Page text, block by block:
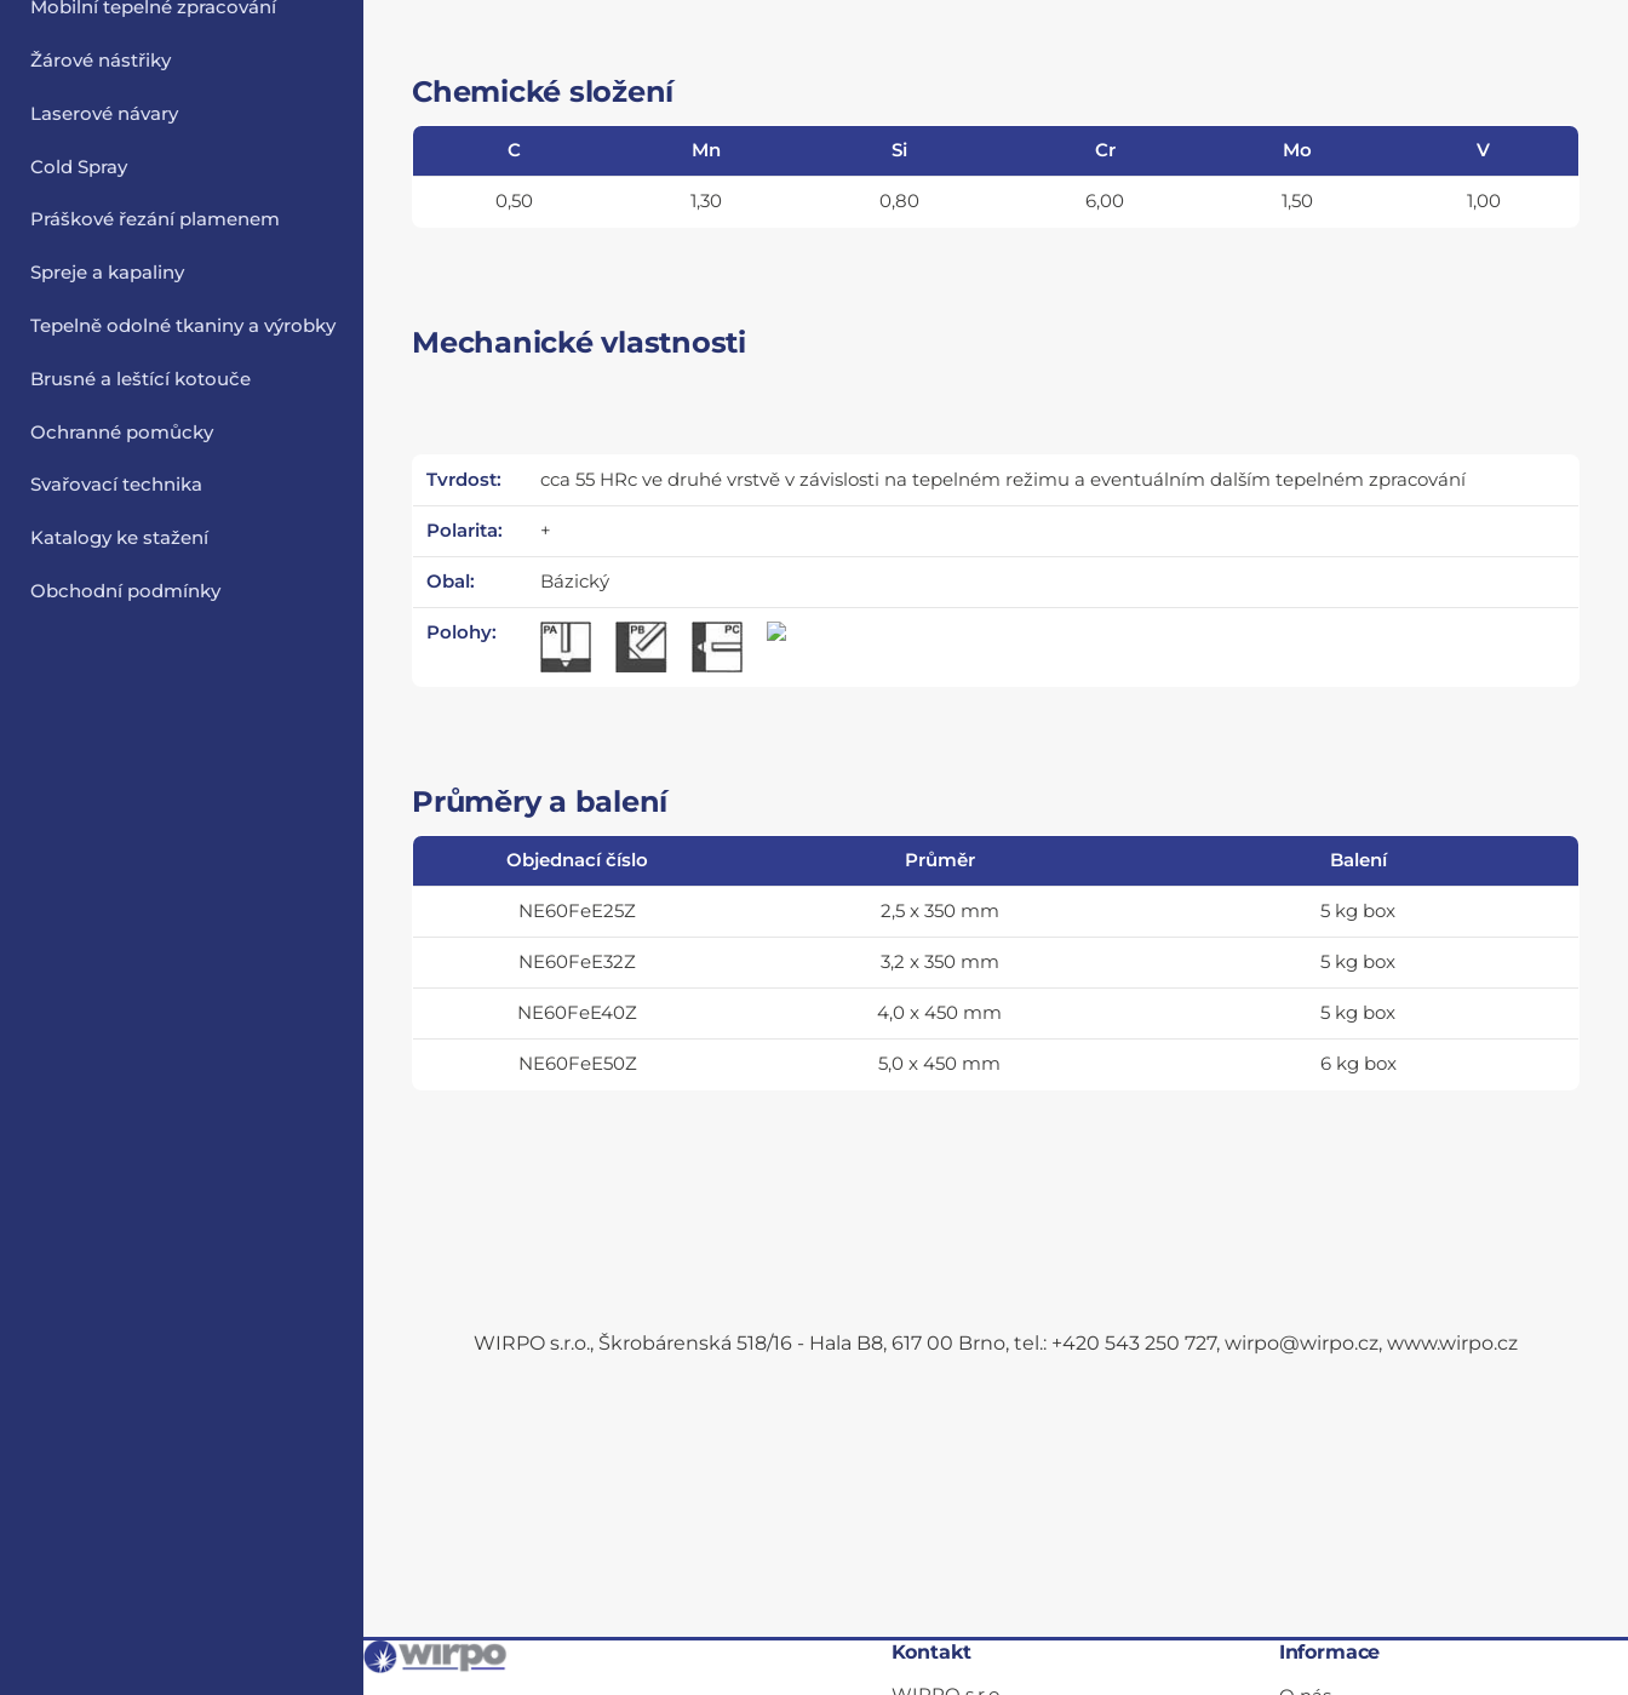
Mobilní tepelné zpracování
Žárové nástřiky
Laserové návary
Cold Spray
Práškové řezání plamenem
Spreje a kapaliny
Tepelně odolné tkaniny a výrobky
Brusné a leštící kotouče
Ochranné pomůcky
Svařovací technika
Katalogy ke stažení
Obchodní podmínky
Chemické složení
C Mn Si Cr Mo V
0,50 1,30 0,80 6,00 1,50 1,00
Mechanické vlastnosti
Tvrdost: cca 55 HRc ve druhé vrstvě v závislosti na tepelném režimu a eventuálním dalším tepelném zpracování
Polarita: +
Obal: Bázický
Polohy:
Průměry a balení
Objednací číslo Průměr Balení
NE60FeE25Z 2,5 x 350 mm 5 kg box
NE60FeE32Z 3,2 x 350 mm 5 kg box
NE60FeE40Z 4,0 x 450 mm 5 kg box
NE60FeE50Z 5,0 x 450 mm 6 kg box
WIRPO s.r.o., Škrobárenská 518/16 - Hala B8, 617 00 Brno, tel.: +420 543 250 727, wirpo@wirpo.cz, www.wirpo.cz
Kontakt Informace